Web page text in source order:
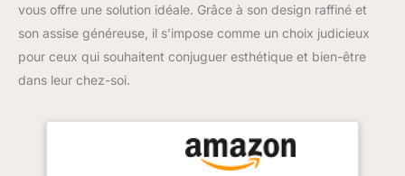
vous offre une solution idéale. Grâce à son design raffiné et
son assise généreuse, il s’impose comme un choix judicieux
pour ceux qui souhaitent conjuguer esthétique et bien-être
dans leur chez-soi.